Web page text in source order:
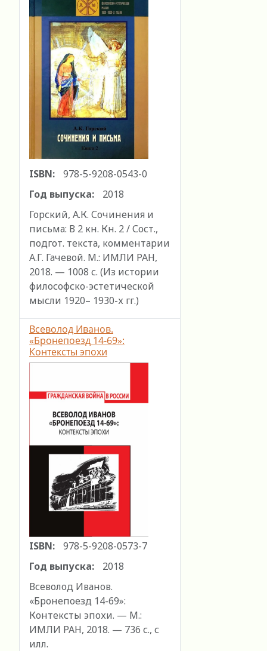
ISBN:
978-5-9208-0543-0
Год выпуска:
2018
Горский, А.К. Сочинения и
письма: В 2 кн. Кн. 2 / Сост.,
подгот. текста, комментарии
А.Г. Гачевой. М.: ИМЛИ РАН,
2018. — 1008 с. (Из истории
философско-эстетической
мысли 1920– 1930-х гг.)
Всеволод Иванов.
«Бронепоезд 14-69»:
Контексты эпохи
ISBN:
978-5-9208-0573-7
Год выпуска:
2018
Всеволод Иванов.
«Бронепоезд 14-69»:
Контексты эпохи. — М.:
ИМЛИ РАН, 2018. — 736 с., с
илл.